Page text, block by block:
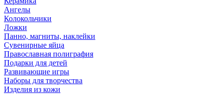
Ангелы
Колокольчики
Ложки
Панно, магниты, наклейки
Сувенирные яйца
Православная полиграфия
Подарки для детей
Развивающие игры
Наборы для творчества
Изделия из кожи